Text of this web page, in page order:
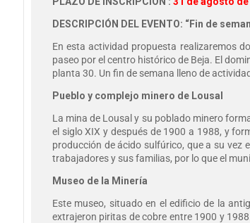
DESCRIPCIÓN DEL EVENTO: “Fin de
En esta actividad propuesta realizaremos
paseo por el centro histórico de Beja. El
planta 30. Un fin de semana lleno de
Pueblo y complejo minero de Lousal
La mina de Lousal y su poblado minero
el siglo XIX y después de 1900 a 1988, y
producción de ácido sulfúrico, que a su vez
trabajadores y sus familias, por lo que el
Museo de la Minería
Este museo, situado en el edificio de la
extrajeron piritas de cobre entre 1900 y